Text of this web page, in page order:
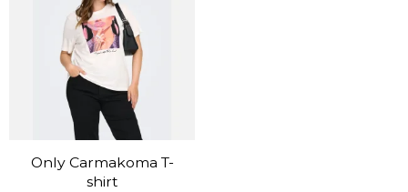
Only Carmakoma T-
shirt